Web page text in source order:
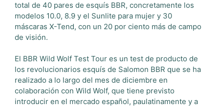
total de 40 pares de esquís BBR, concretamente los
modelos 10.0, 8.9 y el Sunlite para mujer y 30
máscaras X-Tend, con un 20 por ciento más de campo
de visión.
El BBR Wild Wolf Test Tour es un test de producto de
los revolucionarios esquís de Salomon BBR que se ha
realizado a lo largo del mes de diciembre en
colaboración con Wild Wolf, que tiene previsto
introducir en el mercado español, paulatinamente y a